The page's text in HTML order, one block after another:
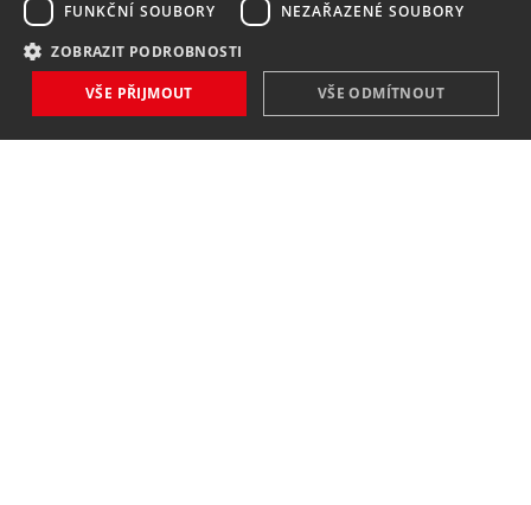
NOVINKY
FUNKČNÍ SOUBORY NEZAŘAZENÉ SOUBORY
ZOBRAZIT PODROBNOSTI
VŠE PŘIJMOUT VŠE ODMÍTNOUT